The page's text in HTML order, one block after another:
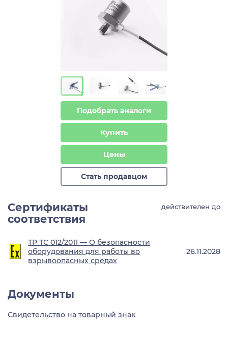
> >
Подобрать аналоги
Купить
Цены
Стать продавцом
Сертификаты
соответствия
действителен до
ТР ТС 012/2011 — О безопасности
оборудования для работы во
взрывоопасных средах
26.11.2028
Документы
Свидетельство на товарный знак